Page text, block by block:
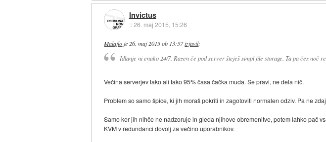
Invictus
::26. maj 2015, 15:26
Malajlo je 26. maj 2015 ob 13:57izjavil:
Idlanje ni enako 24/7. Razen če pod server šteješ simpl file storage. Ta pa čez noč
Večina serverjev tako ali tako 95% časa čačka muda. Se pravi, ne dela nič.
Problem so samo špice, ki jih moraš pokriti in zagotoviti normalen odziv. Pa ne
Samo ker jih nihče ne nadzoruje in gleda njihove obremenitve, potem lahko pač
KVM v redundanci dovolj za večino uporabnikov.